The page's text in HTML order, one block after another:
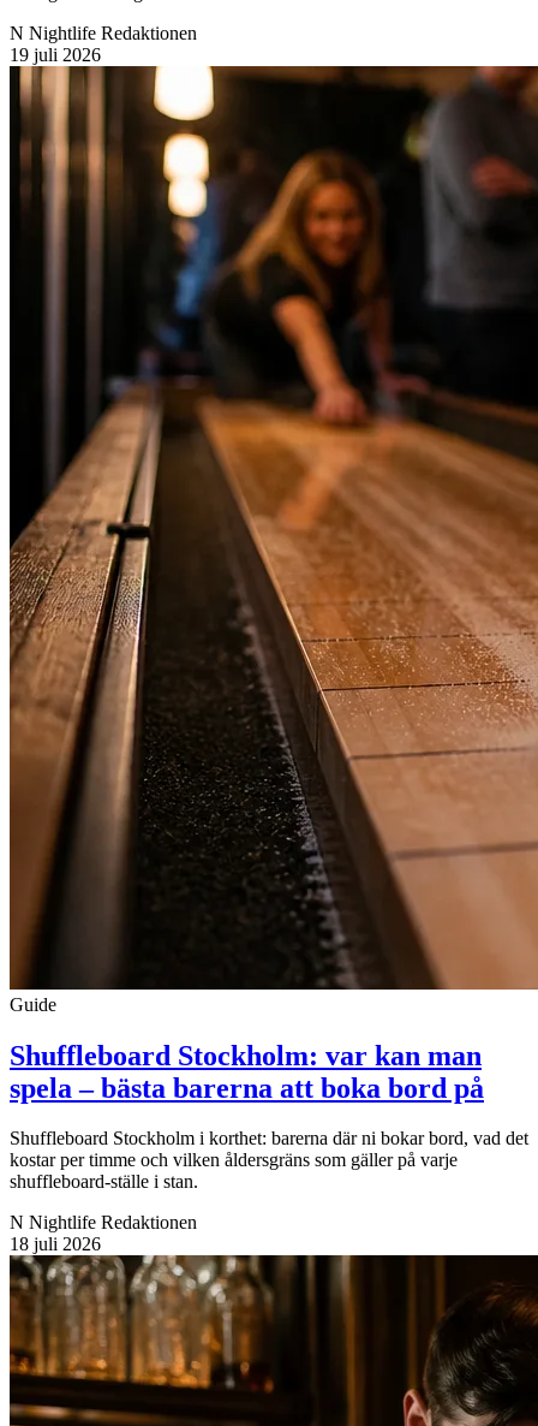
N Nightlife Redaktionen
19 juli 2026
Guide
Shuffleboard Stockholm: var kan man
spela – bästa barerna att boka bord på
Shuffleboard Stockholm i korthet: barerna där ni bokar bord, vad det
kostar per timme och vilken åldersgräns som gäller på varje
shuffleboard-ställe i stan.
N Nightlife Redaktionen
18 juli 2026